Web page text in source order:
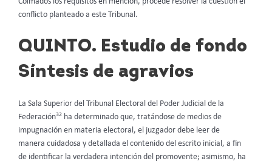
conflicto planteado a este Tribunal.
QUINTO. Estudio de fondo
Síntesis de agravios
La Sala Superior del Tribunal Electoral del Poder Judicial de la
Federación32 ha determinado que, tratándose de medios de
impugnación en materia electoral, el juzgador debe leer de
manera cuidadosa y detallada el contenido del escrito inicial, a fin
de identificar la verdadera intención del promovente; asimismo, ha